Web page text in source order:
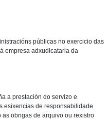
públicas no exercicio das
empresa adxudicataria da
a prestación do servizo e
esixencias de responsabilidade
obrigas de arquivo ou rexistro